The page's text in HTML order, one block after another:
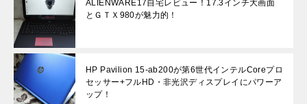
ALIENWARE17自宅レビュー！17.3インチ大画面
とＧＴＸ980が魅力的！
HP Pavilion 15-ab200が第6世代インテルCoreプロ
セッサー+フルHD・非光沢ディスプレイにパワーア
ップ！